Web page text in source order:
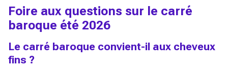
Foire aux questions sur le carré
baroque été 2026
Le carré baroque convient-il aux cheveux
fins ?